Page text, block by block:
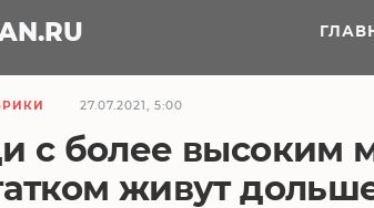
.RU
27.07.2021, 5:00
с более высоким
живут